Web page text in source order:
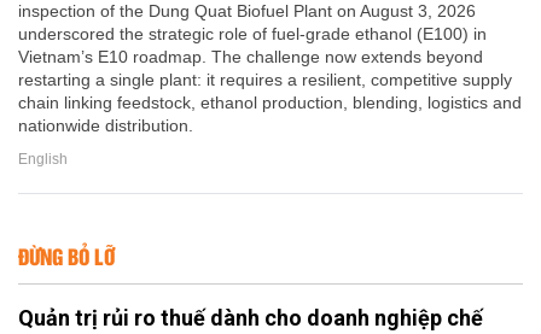
inspection of the Dung Quat Biofuel Plant on August 3, 2026
underscored the strategic role of fuel-grade ethanol (E100) in
Vietnam’s E10 roadmap. The challenge now extends beyond
restarting a single plant: it requires a resilient, competitive supply
chain linking feedstock, ethanol production, blending, logistics and
nationwide distribution.
English
ĐỪNG BỎ LỠ
Quản trị rủi ro thuế dành cho doanh nghiệp chế